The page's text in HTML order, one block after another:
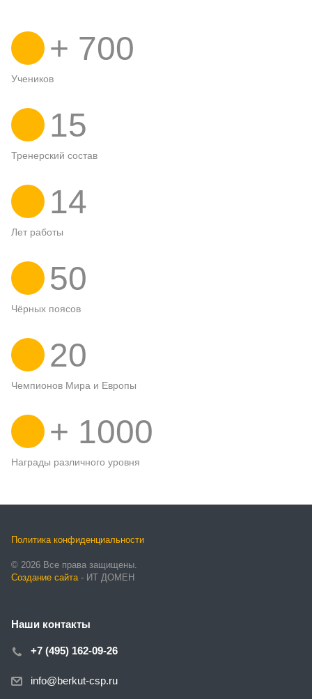
+ 700
Учеников
15
Тренерский состав
14
Лет работы
50
Чёрных поясов
20
Чемпионов Мира и Европы
+ 1000
Награды различного уровня
Политика конфиденциальности
© 2026 Все права защищены.
Создание сайта- ИТ ДОМЕН
Наши контакты
+7 (495) 162-09-26
info@berkut-csp.ru